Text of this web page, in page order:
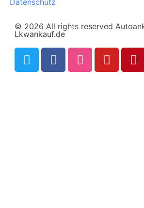
Datenschutz
© 2026 All rights reserved
Lkwankauf.de